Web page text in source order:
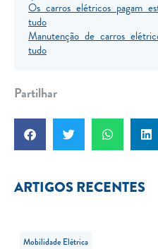
Os carros elétricos pagam
tudo
Manutenção de carros
tudo
Partilhar
ARTIGOS RECENTES
Mobilidade Elétrica